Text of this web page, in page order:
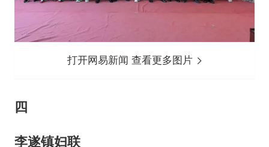
打开网易新闻 查看更多图片
四
李遂镇妇联